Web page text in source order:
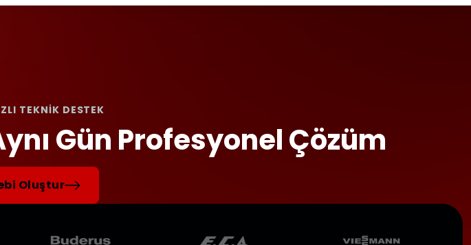
TEKNİK DESTEK
Gün Profesyonel Çözüm
Oluştur